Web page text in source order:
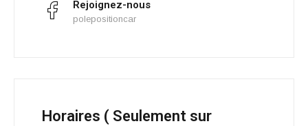
Rejoignez-nous
polepositioncar
Horaires ( Seulement sur